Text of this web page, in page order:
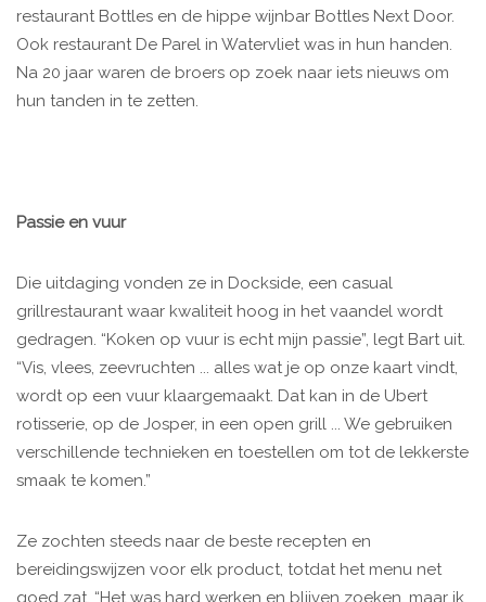
restaurant Bottles en de hippe wijnbar Bottles Next Door.
Ook restaurant De Parel in Watervliet was in hun handen.
Na 20 jaar waren de broers op zoek naar iets nieuws om
hun tanden in te zetten.
Passie en vuur
Die uitdaging vonden ze in Dockside, een casual
grillrestaurant waar kwaliteit hoog in het vaandel wordt
gedragen. “Koken op vuur is echt mijn passie”, legt Bart uit.
“Vis, vlees, zeevruchten ... alles wat je op onze kaart vindt,
wordt op een vuur klaargemaakt. Dat kan in de Ubert
rotisserie, op de Josper, in een open grill ... We gebruiken
verschillende technieken en toestellen om tot de lekkerste
smaak te komen.”
Ze zochten steeds naar de beste recepten en
bereidingswijzen voor elk product, totdat het menu net
goed zat. “Het was hard werken en blijven zoeken, maar ik